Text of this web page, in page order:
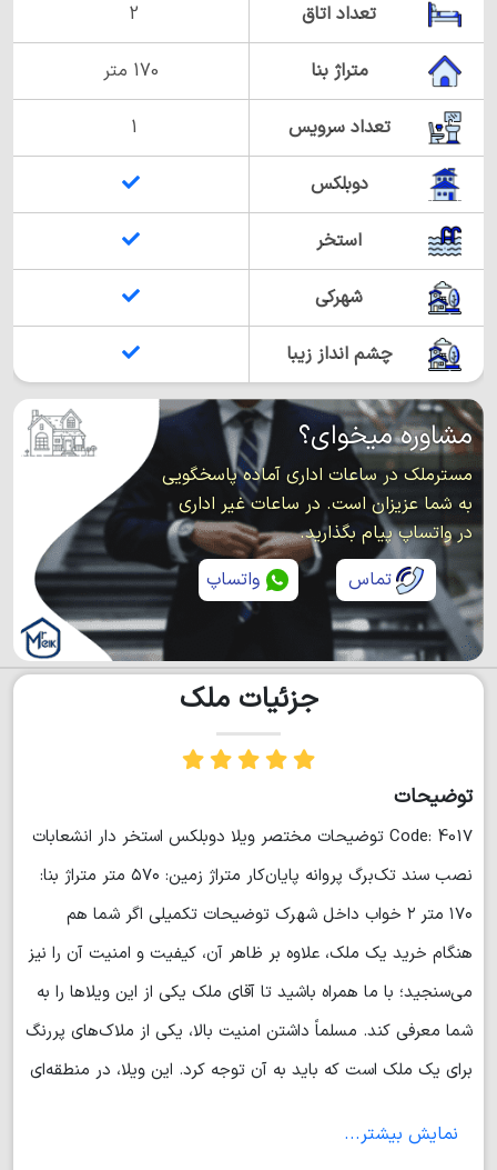
تعداد اتاق 2
متراژ بنا 170 متر
تعداد سرویس 1
دوبلکس
استخر
شهرکی
چشم انداز زیبا
مشاوره میخوای؟
مسترملک در ساعات اداری آماده پاسخگویی
به شما عزیزان است. در ساعات غیر اداری
در واتساپ پیام بگذارید.
تماس
واتساپ
جزئیات ملک
توضیحات
Code: 4017 توضیحات مختصر ویلا دوبلکس استخر دار انشعابات
نصب سند تک‌برگ پروانه پایان‌کار متراژ زمین: ۵۷۰ متر متراژ بنا:
۱۷۰ متر ۲ خواب داخل شهرک توضیحات تکمیلی اگر شما هم
هنگام خرید یک ملک، علاوه بر ظاهر آن، کیفیت و امنیت آن را نیز
می‌سنجید؛ با ما همراه باشید تا آقای ملک یکی از این ویلا‌ها را به
شما معرفی کند. مسلماً داشتن امنیت بالا، یکی از ملاک‌های پر‌رنگ
برای یک ملک است که باید به آن توجه کرد. این ویلا، در منطقه‌ای
نمایش بیشتر...